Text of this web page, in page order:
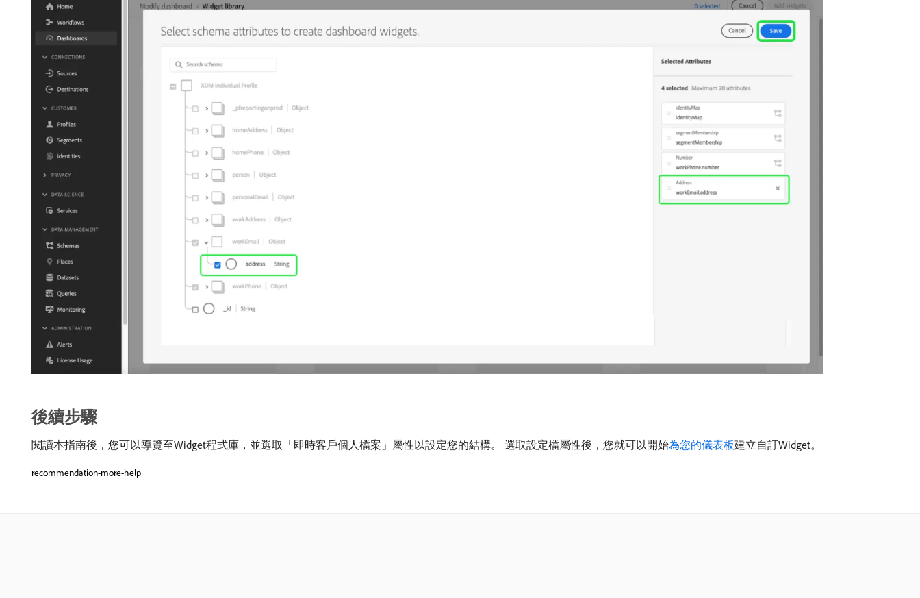
後續步驟
閱讀本指南後，您可以導覽至Widget程式庫，並選取「即時客戶個人檔案」屬性以設定您的結構。 選取設定檔屬性後，您就可以開始為您的儀表板建立自訂Widget。
recommendation-more-help